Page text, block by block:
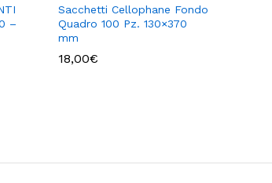
–
Sacchetti Cellophane Fondo
Quadro 100 Pz. 130×370
mm
18,00€